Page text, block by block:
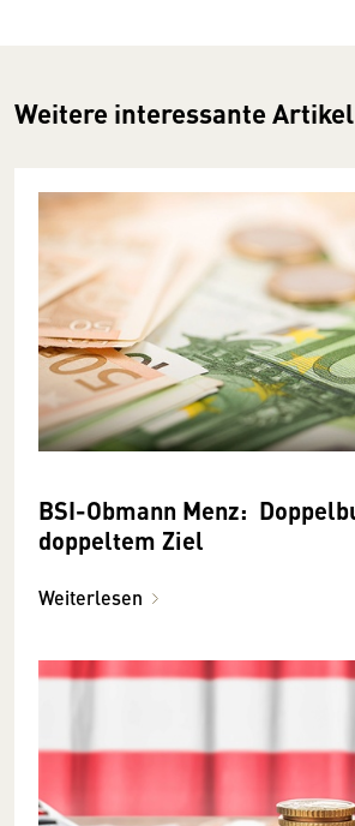
Weitere interessante Artikel
BSI-Obmann Menz: Doppelbudget mit
doppeltem Ziel
Weiterlesen